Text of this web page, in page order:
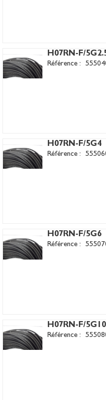
H07RN-F/
Référence :
H07RN-F/5G4
Référence :
H07RN-F/5G6
Référence :
H07RN-F/5G10
Référence :